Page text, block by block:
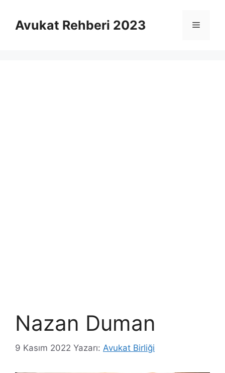
Avukat Rehberi 2023 Menü
Nazan Duman
9 Kasım 2022 Yazarı: Avukat Birliği